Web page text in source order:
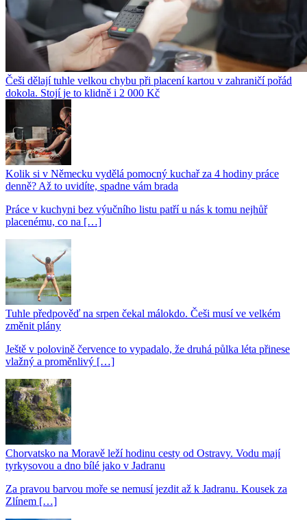
Češi dělají tuhle velkou chybu při placení kartou v zahraničí pořád
dokola. Stojí je to klidně i 2 000 Kč
Kolik si v Německu vydělá pomocný kuchař za 4 hodiny práce
denně? Až to uvidíte, spadne vám brada
Práce v kuchyni bez výučního listu patří u nás k tomu nejhůř
placenému, co na […]
Tuhle předpověď na srpen čekal málokdo. Češi musí ve velkém
změnit plány
Ještě v polovině července to vypadalo, že druhá půlka léta přinese
vlažný a proměnlivý […]
Chorvatsko na Moravě leží hodinu cesty od Ostravy. Vodu mají
tyrkysovou a dno bílé jako v Jadranu
Za pravou barvou moře se nemusí jezdit až k Jadranu. Kousek za
Zlínem […]